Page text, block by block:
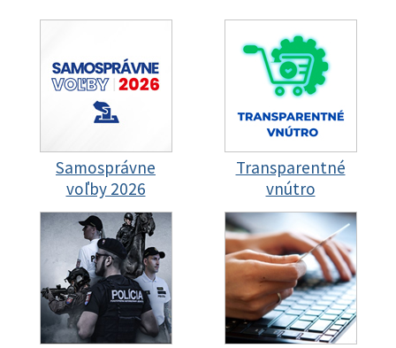
Samosprávne
voľby 2026
Transparentné
vnútro